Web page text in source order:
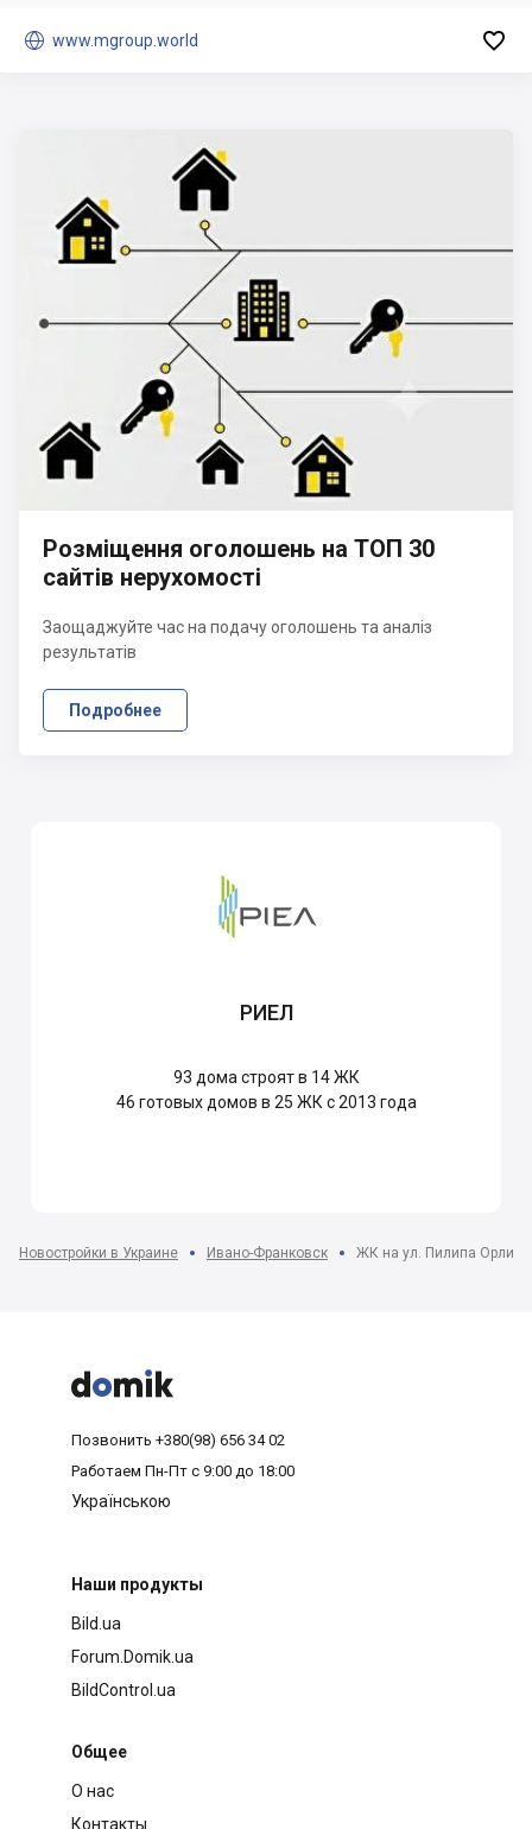
 www.mgroup.world 
Розміщення оголошень на ТОП 30
сайтів нерухомості
Заощаджуйте час на подачу оголошень та аналіз
результатів
Подробнее
РИЕЛ
93 дома строят в 14 ЖК
46 готовых домов в 25 ЖК с 2013 года
Новостройки в Украине Ивано-Франковск ЖК на ул. Пилипа



Позвонить +380(98) 656 34 02
Работаем Пн-Пт с 9:00 до 18:00
Українською
Наши продукты
Bild.ua
Forum.Domik.ua
BildControl.ua
Общее
О нас
Контакты